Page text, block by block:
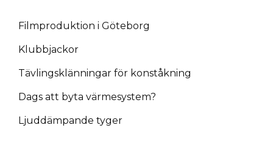
Filmproduktion i Göteborg
Klubbjackor
Tävlingsklänningar för konståkning
Dags att byta värmesystem?
Ljuddämpande tyger